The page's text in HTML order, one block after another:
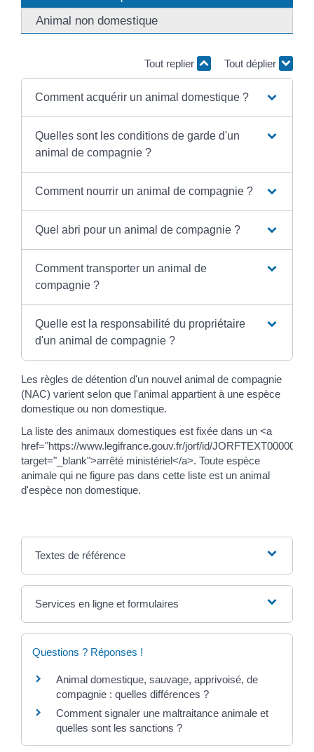
Animal non domestique
Tout replier Tout déplier
Comment acquérir un animal domestique ?
Quelles sont les conditions de garde d'un
animal de compagnie ?
Comment nourrir un animal de compagnie ?
Quel abri pour un animal de compagnie ?
Comment transporter un animal de
compagnie ?
Quelle est la responsabilité du propriétaire
d'un animal de compagnie ?
Les règles de détention d'un nouvel animal de compagnie
(NAC) varient selon que l'animal appartient à une espèce
domestique ou non domestique.
La liste des animaux domestiques est fixée dans un <a
href="https://www.legifrance.gouv.fr/jorf/id/
target="_blank">arrêté ministériel</a>. Toute espèce
animale qui ne figure pas dans cette liste est un animal
d'espèce non domestique.
Textes de référence
Services en ligne et formulaires
Questions ? Réponses !
Animal domestique, sauvage, apprivoisé, de
compagnie : quelles différences ?
Comment signaler une maltraitance animale et
quelles sont les sanctions ?